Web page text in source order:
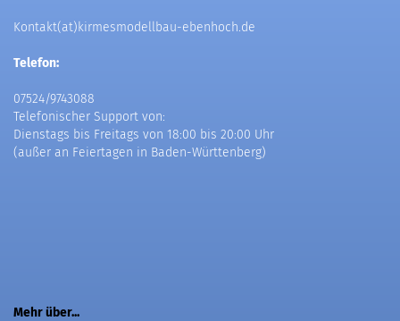
Kontakt(at)kirmesmodellbau-ebenhoch.de
Telefon:
07524/9743088
Telefonischer Support von:
Dienstags bis Freitags von 18:00 bis 20:00 Uhr
(außer an Feiertagen in Baden-Württenberg)
Mehr über...